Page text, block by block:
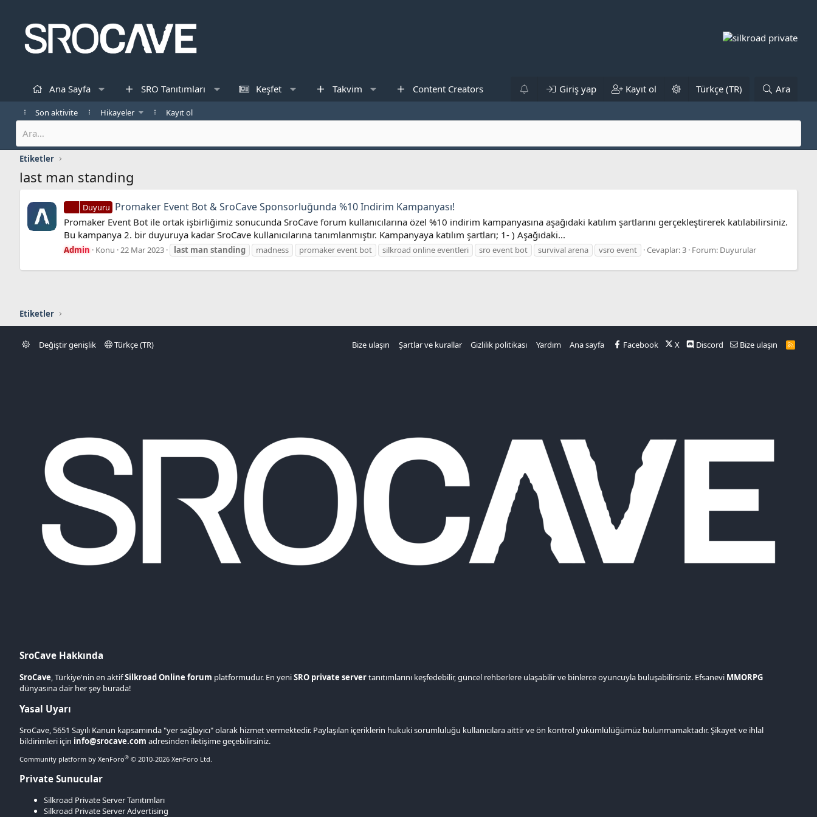
Ana Sayfa SRO Tanıtımları Keşfet Takvim Content Creators Giriş yap Kayıt ol Türkçe (TR) Ara
Son aktivite Hikayeler Kayıt ol
Etiketler
last man standing
Duyuru Promaker Event Bot & SroCave Sponsorluğunda %10 Indirim Kampanyası!
Promaker Event Bot ile ortak işbirliğimiz sonucunda SroCave forum kullanıcılarına özel %10 indirim kampanyasına aşağıdaki katılım şartlarını gerçekleştirerek katılabilirsiniz.
Bu kampanya 2. bir duyuruya kadar SroCave kullanıcılarına tanımlanmıştır. Kampanyaya katılım şartları; 1- ) Aşağıdaki...
Admin Konu 22 Mar 2023 last man standing madness promaker event bot silkroad online eventleri sro event bot survival arena vsro event Cevaplar: 3 Forum: Duyurular
Etiketler
Değiştir genişlik Türkçe (TR) Bize ulaşın Şartlar ve kurallar Gizlilik politikası Yardım Ana sayfa Facebook X Discord Bize ulaşın
R
S
SroCave Hakkında
SroCave , Türkiye'nin en aktifSilkroad Online forum platformudur. En yeniSRO private servertanıtımlarını keşfedebilir, güncel rehberlere ulaşabilir ve binlerce oyuncuyla buluşabilirsiniz. Efsanevi MMORPG
dünyasına dair her şey burada!
Yasal Uyarı
SroCave, 5651 Sayılı Kanun kapsamında "yer sağlayıcı" olarak hizmet vermektedir. Paylaşılan içeriklerin hukuki sorumluluğu kullanıcılara aittir ve ön kontrol yükümlülüğümüz bulunmamaktadır. Şikayet ve ihlal
bildirimleri için info@srocave.com adresinden iletişime geçebilirsiniz.
Community platform by XenForo® © 2010-2026 XenForo Ltd.
Private Sunucular
Silkroad Private Server Tanıtımları
Silkroad Private Server Advertising